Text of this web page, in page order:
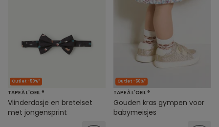
Outlet -50%*
TAPE À L'OEIL ®
Vlinderdasje en bretelset
met jongensprint
Outlet -50%*
TAPE À L'OEIL ®
Gouden kras gympen voor
babymeisjes